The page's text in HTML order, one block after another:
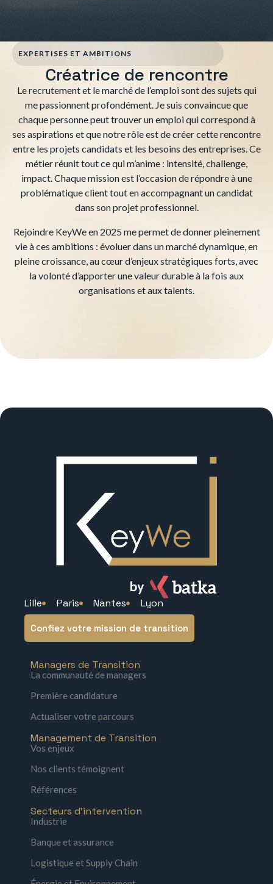
EXPERTISES ET AMBITIONS
Créatrice de rencontre
Le recrutement et le marché de l’emploi sont des sujets qui
me passionnent profondément. Je suis convaincue que
chaque personne peut trouver un emploi qui correspond à
ses aspirations et que notre rôle est de créer cette rencontre
entre les projets candidats et les besoins des entreprises. Ce
métier réunit tout ce qui m’anime : intensité, challenge,
impact. Chaque mission est l’occasion de répondre à une
problématique client tout en accompagnant un candidat
dans son projet professionnel.
Rejoindre KeyWe en 2025 me permet de donner pleinement
vie à ces ambitions : évoluer dans un marché dynamique, en
pleine croissance, au cœur d’enjeux stratégiques forts, avec
la volonté d’apporter une valeur durable à la fois aux
organisations et aux talents.
Lille Paris Nantes Lyon
Confiez votre mission de transition
Managers de Transition
La communauté de managers
Première candidature
Actualiser votre parcours
Management de Transition
Vos enjeux
Nos clients témoignent
Références
Secteurs d'intervention
Industrie
Banque et assurance
Logistique et Supply Chain